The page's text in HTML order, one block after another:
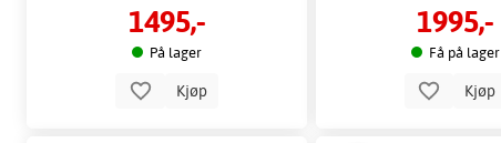
1495,-
På lager
Kjøp
1995,-
Få på lager
Kjøp